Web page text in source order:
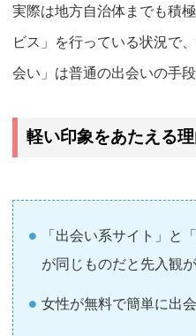
実際は地方自治体までも積
ビス」を行っている状況で
会い」は普通の出会いの手
軽い印象をあたえる
「出会い系サイト」と
が同じものだと先入観
女性が無料で簡単に出